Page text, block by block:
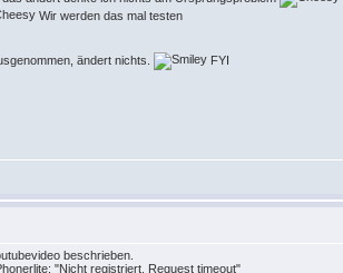
Wir werden das mal testen
ändert nichts. FYI
beschrieben.
"Nicht registriert. Request timeout"